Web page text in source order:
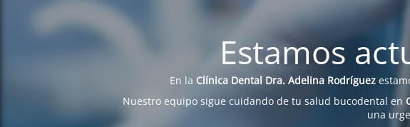
Estamos
En la Clínica Dental Dra. Adelina Rodríguez
Nuestro equipo sigue cuidando de tu salud bucodental en
una